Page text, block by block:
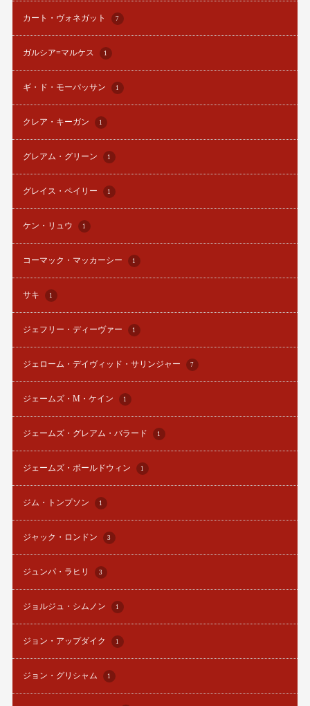
カート・ヴォネガット 7
ガルシア=マルケス 1
ギ・ド・モーパッサン 1
クレア・キーガン 1
グレアム・グリーン 1
グレイス・ペイリー 1
ケン・リュウ 1
コーマック・マッカーシー 1
サキ 1
ジェフリー・ディーヴァー 1
ジェローム・デイヴィッド・サリンジャー 7
ジェームズ・M・ケイン 1
ジェームズ・グレアム・バラード 1
ジェームズ・ボールドウィン 1
ジム・トンプソン 1
ジャック・ロンドン 3
ジュンパ・ラヒリ 3
ジョルジュ・シムノン 1
ジョン・アップダイク 1
ジョン・グリシャム 1